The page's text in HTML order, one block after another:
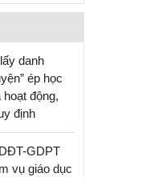
danh
ép học
động,
định
GDPT
vụ giáo dục